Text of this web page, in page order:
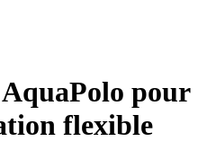
pour
flexible